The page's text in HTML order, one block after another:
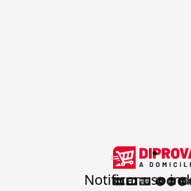
.
Notificar uso